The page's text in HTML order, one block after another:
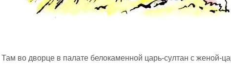
Там во дворце в палате белокаменной царь-султан с женой-